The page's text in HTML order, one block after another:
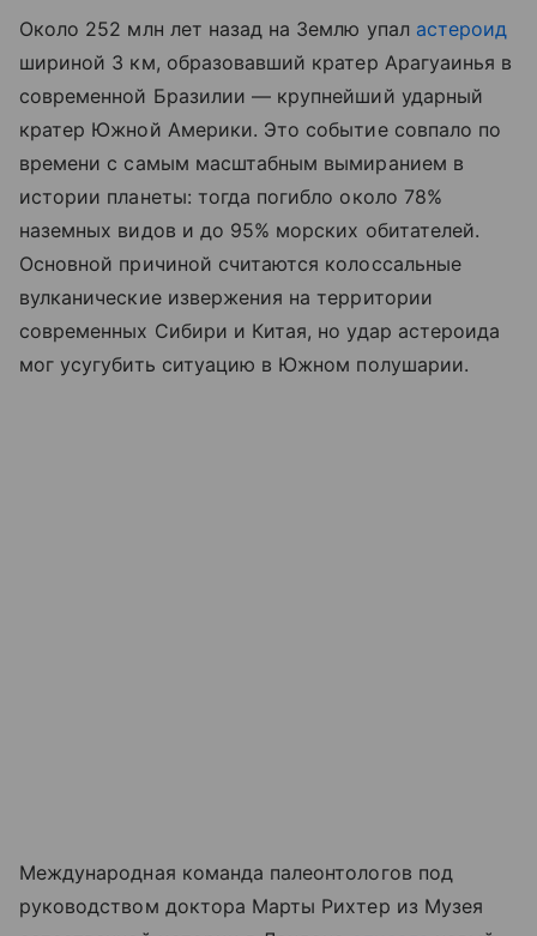
Около 252 млн лет назад на Землю упал астероид
шириной 3 км, образовавший кратер Арагуаинья в
современной Бразилии — крупнейший ударный
кратер Южной Америки. Это событие совпало по
времени с самым масштабным вымиранием в
истории планеты: тогда погибло около 78%
наземных видов и до 95% морских обитателей.
Основной причиной считаются колоссальные
вулканические извержения на территории
современных Сибири и Китая, но удар астероида
мог усугубить ситуацию в Южном полушарии.
Международная команда палеонтологов под
руководством доктора Марты Рихтер из Музея